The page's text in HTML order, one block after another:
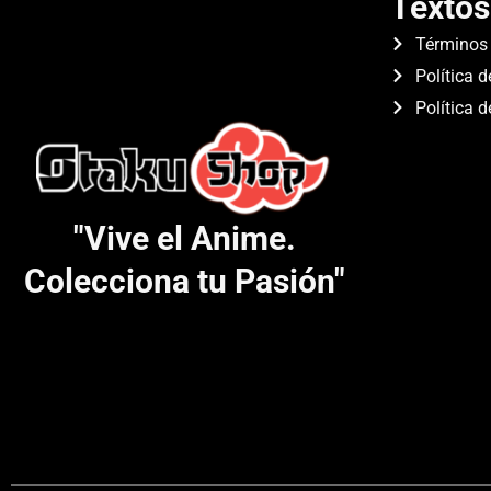
"Vive el Anime.
Colecciona tu Pasión"
Política
Política